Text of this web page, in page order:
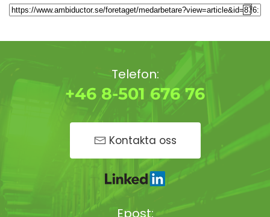
Telefon:
+46 8-501 676 76
Kontakta oss